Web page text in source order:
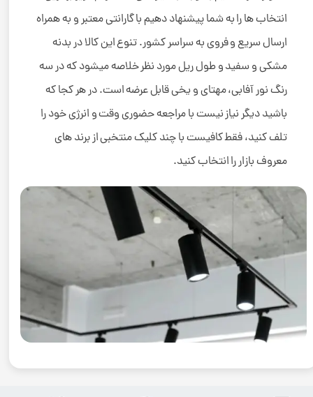
انتخاب ها را به شما پیشنهاد دهیم با گارانتی معتبر و به همراه
ارسال سریع و فروی به سراسر کشور. تنوع این کالا در بدنه
مشکی و سفید و طول ریل مورد نظر خلاصه میشود که در سه
رنگ نور آفابی، مهتای و یخی قابل عرضه است. در هر کجا که
باشید دیگر نیاز نیست با مراجعه حضوری وقت و انرژی خود را
تلف کنید، فقط کافیست با چند کلیک منتخبی از برند های
معروف بازار را انتخاب کنید.